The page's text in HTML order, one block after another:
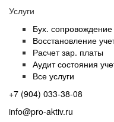
Услуги
Бух. сопровождение
Восстановление
Расчет зар. платы
Аудит состояния
Все услуги
+7 (904) 033-38-08
info@pro-aktiv.ru